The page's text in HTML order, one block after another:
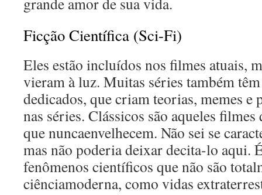
Ficção Científica (Sci-Fi)
Eles estão incluídos nos filmes atuais,
vieram à luz. Muitas séries também
dedicados, que criam teorias, memes e
nas séries. Clássicos são aqueles filmes
que nuncaenvelhecem. Não sei se
mas não poderia deixar decita-lo aqui.
fenômenos científicos que não são
ciênciamoderna, como vidas